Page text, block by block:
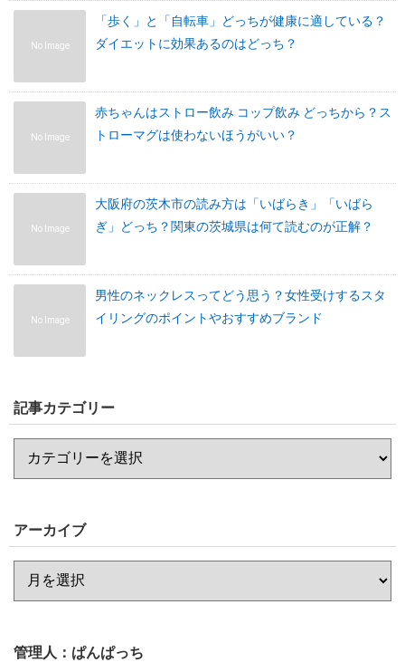
No Image
「歩く」と「自転車」どっちが健康に適している？
ダイエットに効果あるのはどっち？
No Image
赤ちゃんはストロー飲み コップ飲み どっちから？ス
トローマグは使わないほうがいい？
No Image
大阪府の茨木市の読み方は「いばらき」「いばら
ぎ」どっち？関東の茨城県は何て読むのが正解？
No Image
男性のネックレスってどう思う？女性受けするスタ
イリングのポイントやおすすめブランド
記事カテゴリー
アーカイブ
管理人：ぱんぱっち